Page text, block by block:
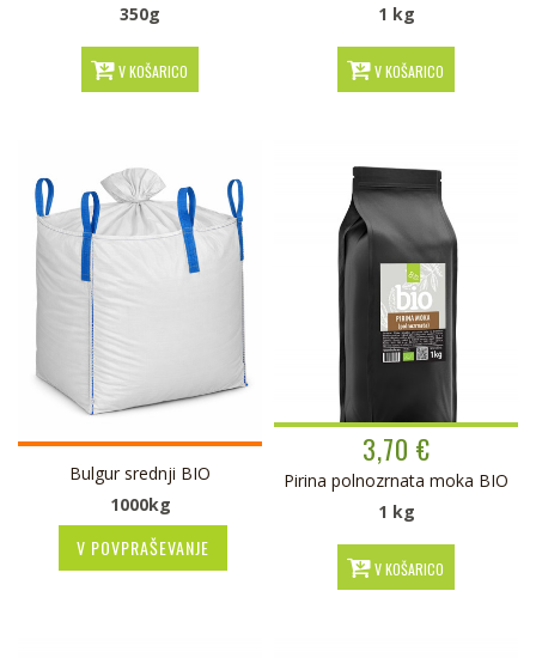
350g
V KOŠARICO
1 kg
V KOŠARICO
Bulgur srednji BIO
1000kg
V POVPRAŠEVANJE
3,70 €
Pirina polnozrnata moka BIO
1 kg
V KOŠARICO